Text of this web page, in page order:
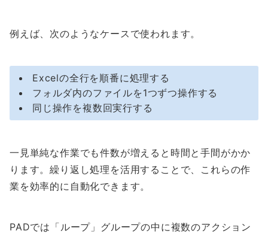
例えば、次のようなケースで使われます。
Excelの全行を順番に処理する
フォルダ内のファイルを1つずつ操作する
同じ操作を複数回実行する
一見単純な作業でも件数が増えると時間と手間がかか
ります。繰り返し処理を活用することで、これらの作
業を効率的に自動化できます。
PADでは「ループ」グループの中に複数のアクション